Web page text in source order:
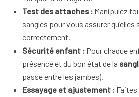
Test des attaches : Manipulez
sangles pour vous assurer
correctement.
Sécurité enfant : Pour chaque
présence et du bon état de la
passe entre les jambes).
Essayage et ajustement : Faites